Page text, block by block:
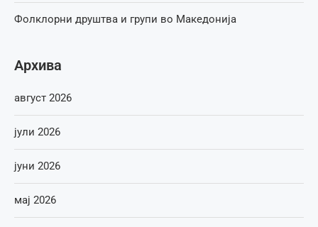
Фолклорни друштва и групи во Македонија
Архива
август 2026
јули 2026
јуни 2026
мај 2026